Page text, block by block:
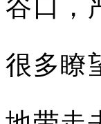
谷口，
很多瞭